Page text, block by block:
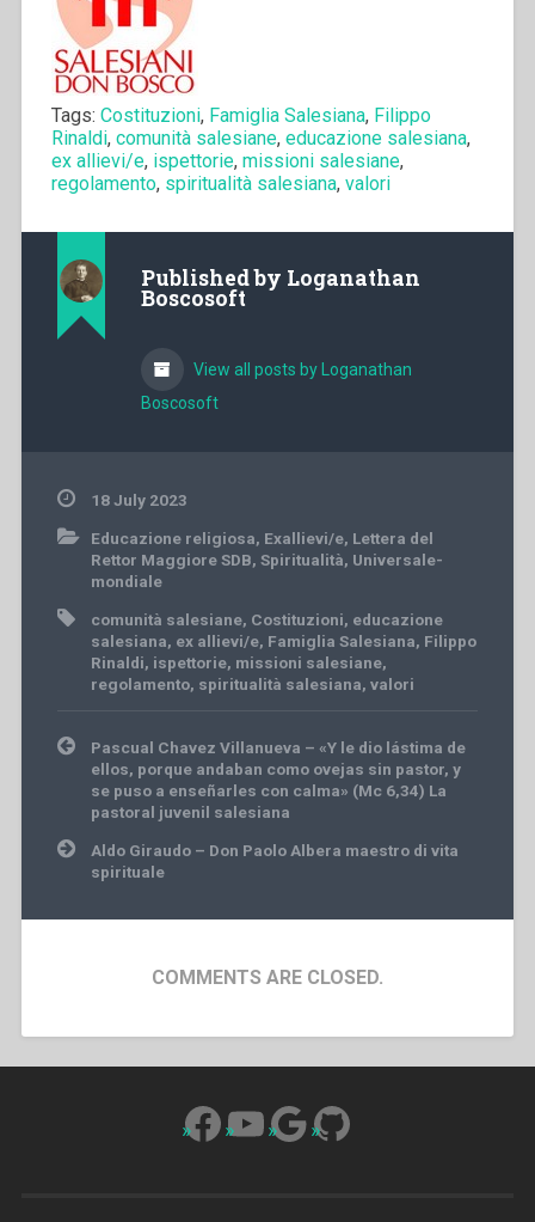
Tags: Costituzioni, Famiglia Salesiana, Filippo
Rinaldi, comunità salesiane, educazione salesiana,
ex allievi/e, ispettorie, missioni salesiane,
regolamento, spiritualità salesiana, valori
Published by Loganathan
Boscosoft
View all posts by Loganathan
Boscosoft
18 July 2023
Educazione religiosa, Exallievi/e, Lettera del
Rettor Maggiore SDB, Spiritualità, Universale-
mondiale
comunità salesiane, Costituzioni, educazione
salesiana, ex allievi/e, Famiglia Salesiana, Filippo
Rinaldi, ispettorie, missioni salesiane,
regolamento, spiritualità salesiana, valori
Post
navigation
Pascual Chavez Villanueva – «Y le dio lástima de
ellos, porque andaban como ovejas sin pastor, y
se puso a enseñarles con calma» (Mc 6,34) La
pastoral juvenil salesiana
Aldo Giraudo – Don Paolo Albera maestro di vita
spirituale
COMMENTS ARE CLOSED.
Facebook
YouTube
Google
GitHub